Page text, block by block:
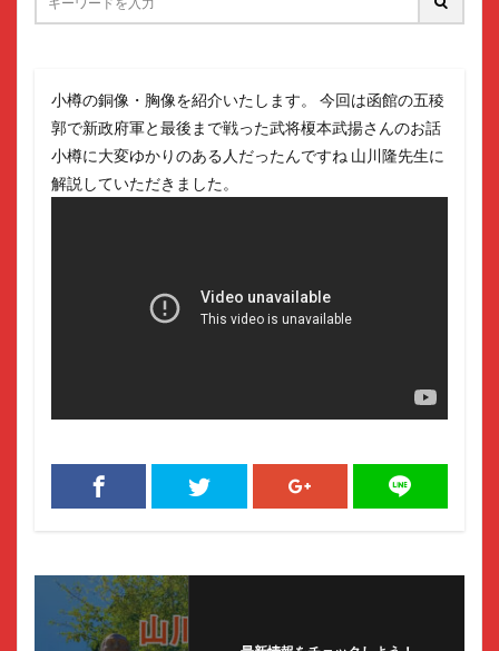
小樽の銅像・胸像を紹介いたします。 今回は函館の五稜
郭で新政府軍と最後まで戦った武将榎本武揚さんのお話
小樽に大変ゆかりのある人だったんですね 山川隆先生に
解説していただきました。